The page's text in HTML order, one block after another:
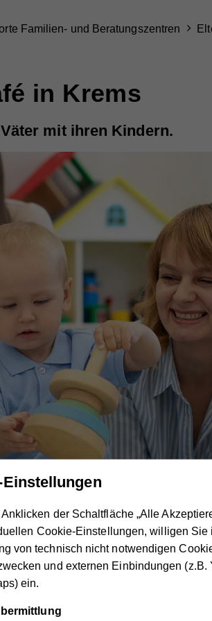
Familien- und Beratungszentren
in Krems
mit ihren Kindern.
zu treffen, kennenzulernen
Atmosphäre ein bisschen
Tee
Fragen gerne für Sie da.
Einstellungen
der Schaltfläche „Alle
Cookie-Einstellungen, willigen Sie
von technisch nicht notwendigen
und externen Einbindungen (z.B.
ein.